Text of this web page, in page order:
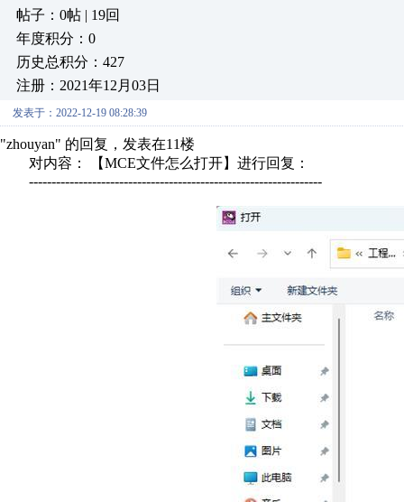
帖子：0帖 | 19回
年度积分：0
历史总积分：427
注册：2021年12月03日
发表于：2022-12-19 08:28:39
"zhouyan" 的回复，发表在11楼
对内容： 【MCE文件怎么打开】进行回复：
-----------------------------------------------------------------